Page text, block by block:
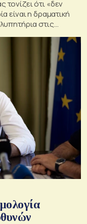
ότι «δεν
είναι η δραματική
στις